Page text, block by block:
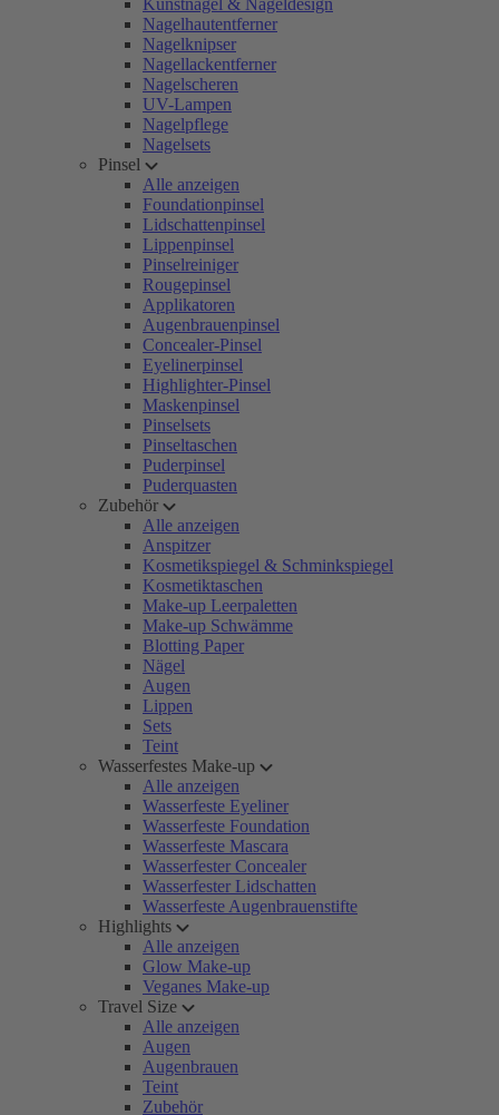
Kunstnägel & Nageldesign
Nagelhautentferner
Nagelknipser
Nagellackentferner
Nagelscheren
UV-Lampen
Nagelpflege
Nagelsets
Pinsel
Alle anzeigen
Foundationpinsel
Lidschattenpinsel
Lippenpinsel
Pinselreiniger
Rougepinsel
Applikatoren
Augenbrauenpinsel
Concealer-Pinsel
Eyelinerpinsel
Highlighter-Pinsel
Maskenpinsel
Pinselsets
Pinseltaschen
Puderpinsel
Puderquasten
Zubehör
Alle anzeigen
Anspitzer
Kosmetikspiegel & Schminkspiegel
Kosmetiktaschen
Make-up Leerpaletten
Make-up Schwämme
Blotting Paper
Nägel
Augen
Lippen
Sets
Teint
Wasserfestes Make-up
Alle anzeigen
Wasserfeste Eyeliner
Wasserfeste Foundation
Wasserfeste Mascara
Wasserfester Concealer
Wasserfester Lidschatten
Wasserfeste Augenbrauenstifte
Highlights
Alle anzeigen
Glow Make-up
Veganes Make-up
Travel Size
Alle anzeigen
Augen
Augenbrauen
Teint
Zubehör